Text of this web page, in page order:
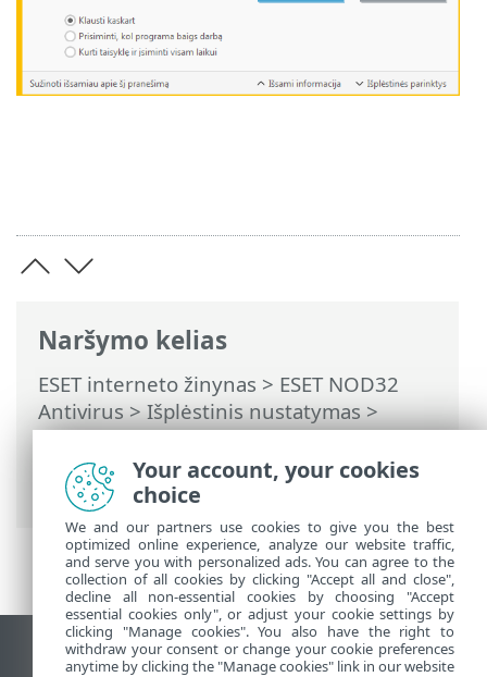
Naršymo kelias
ESET interneto žinynas > ESET NOD32
Antivirus>Išplėstinis nustatymas>
Nuskaitymai>HIPS – Įsibrovimo į
pagrindinį kompiuterį prevencijos
sistema> HIPS interaktyvusis langas
Rodyti darbalaukio tinklavietę
Your account, your cookies
choice
We and our partners use cookies to give you the best
optimized online experience, analyze our website traffic,
and serve you with personalized ads. You can agree to the
collection of all cookies by clicking "Accept all and close",
decline all non-essential cookies by choosing "Accept
essential cookies only", or adjust your cookie settings by
clicking "Manage cookies". You also have the right to
withdraw your consent or change your cookie preferences
anytime by clicking the "Manage cookies" link in our website